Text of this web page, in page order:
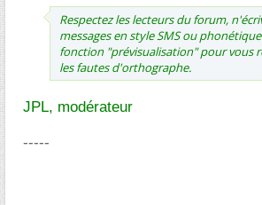
Respectez les lecteurs du forum,
messages en style SMS ou
fonction "prévisualisation" pour vous
les fautes d'orthographe.
JPL, modérateur
-----